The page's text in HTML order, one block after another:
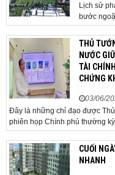
Lịch sử
bước
Khi các
trúc phát
hành lang
THỦ
NƯỚC
TÀI
CHỨNG
03/06/
Đây là những chỉ đạo được
phiên họp Chính phủ thường
Bộ Chính trị, Bí thư Đảng ủy
đã chủ trì phiên họp Chính phủ
CUỐI
NHANH